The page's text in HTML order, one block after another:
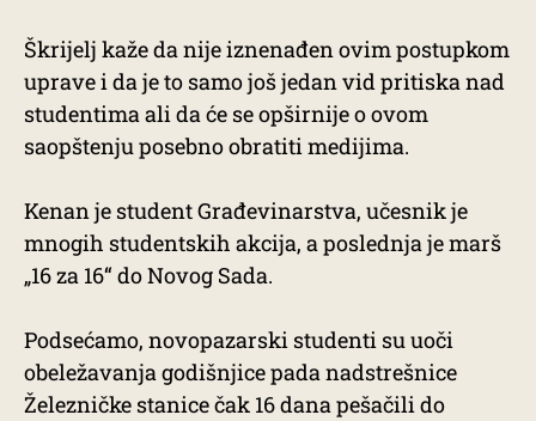
Škrijelj kaže da nije iznenađen ovim postupkom
uprave i da je to samo još jedan vid pritiska nad
studentima ali da će se opširnije o ovom
saopštenju posebno obratiti medijima.
Kenan je student Građevinarstva, učesnik je
mnogih studentskih akcija, a poslednja je marš
„16 za 16“ do Novog Sada.
Podsećamo, novopazarski studenti su uoči
obeležavanja godišnjice pada nadstrešnice
Železničke stanice čak 16 dana pešačili do